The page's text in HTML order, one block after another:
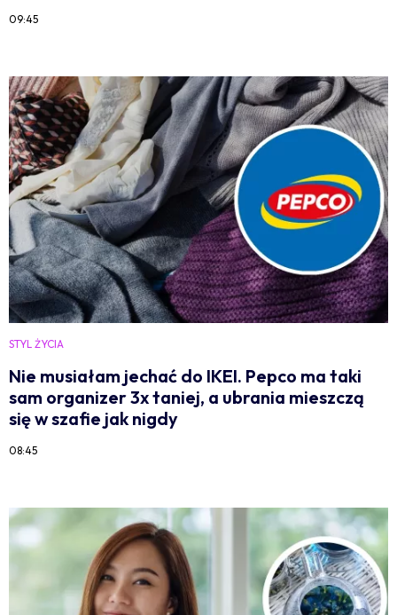
09:45
STYL ŻYCIA
Nie musiałam jechać do IKEI. Pepco ma taki
sam organizer 3x taniej, a ubrania mieszczą
się w szafie jak nigdy
08:45